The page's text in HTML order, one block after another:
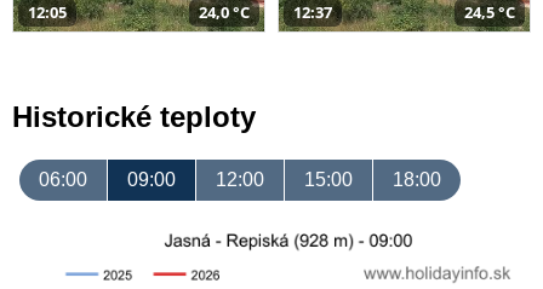
12:05 24,0 °C 12:37 24,5 °C
Historické teploty
06:00 09:00 12:00 15:00 18:00